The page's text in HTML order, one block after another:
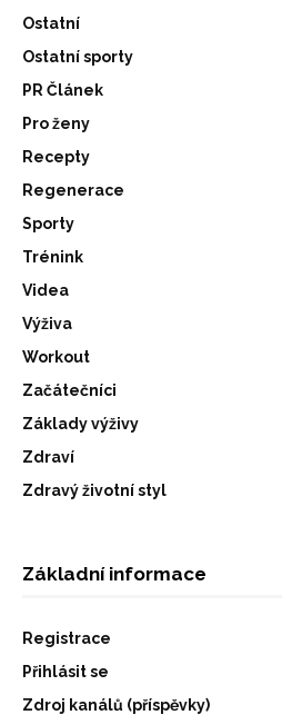
Ostatní
Ostatní sporty
PR Článek
Pro ženy
Recepty
Regenerace
Sporty
Trénink
Videa
Výživa
Workout
Začátečníci
Základy výživy
Zdraví
Zdravý životní styl
Základní informace
Registrace
Přihlásit se
Zdroj kanálů (příspěvky)